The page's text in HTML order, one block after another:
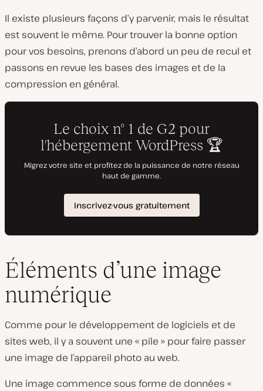
Il existe plusieurs façons d’y parvenir, mais le résultat
est souvent le même. Pour trouver la bonne option
pour vos besoins, prenons d’abord un peu de recul et
passons en revue les bases des images et de la
compression en général.
Éléments d’une image
numérique
Comme pour le développement de logiciels et de
sites web, il y a souvent une « pile » pour faire passer
une image de l’appareil photo au web.
Une image commence sous forme de données «